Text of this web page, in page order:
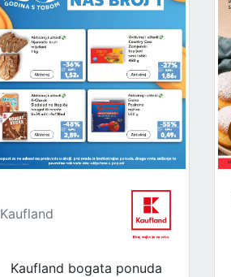
Kaufland
Kaufland bogata ponuda